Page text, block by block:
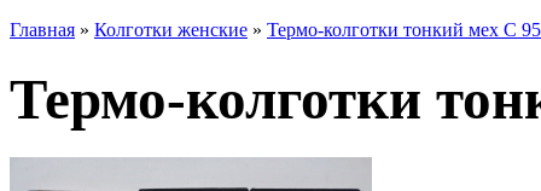
Главная » Колготки женские » Термо-колготки тонкий мех С
Термо-колготки